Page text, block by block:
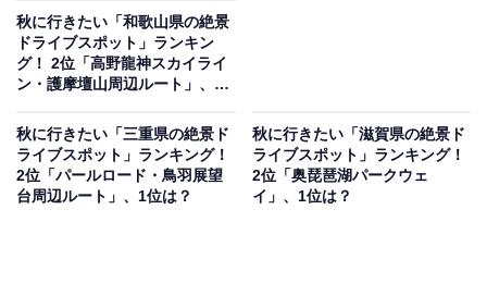
秋に行きたい「和歌山県の絶景
ドライブスポット」ランキン
グ！ 2位「高野龍神スカイライ
ン・護摩壇山周辺ルート」、1
秋に行きたい「三重県の絶景ド
ライブスポット」ランキング！
2位「パールロード・鳥羽展望
台周辺ルート」、1位は？
秋に行きたい「滋賀県の絶景ド
ライブスポット」ランキング！
2位「奥琵琶湖パークウェ
イ」、1位は？